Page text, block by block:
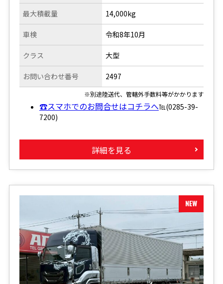
最大積載量
車検
クラス
お問い合わせ番号
14,000kg
令和8年10月
大型
2497
※別途陸送代、管轄外手数料等がかかります
☎スマホでのお問合せはコチラへ℡(0285-39-
7200)
詳細を見る